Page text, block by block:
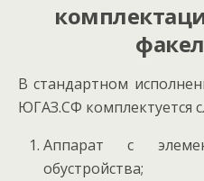
В стандартном
ЮГАЗ.СФ комплектуется
Аппарат с
обустройства;